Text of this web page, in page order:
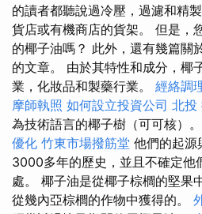
的讀者都聽說過冷壓，過濾和精
貨店或有機商店的貨架。 但是，
的椰子油嗎？ 此外，還有幾篇關
的文章。 由於其特性和成分，椰
業，化妝品和製藥行業。 經絡調
摩師執照 如何設立投資公司 北投
為技術語言的椰子樹（可可核）。
優化 竹東市場撥筋堂 他們的起源
3000多年的歷史，並且不確定他
處。 椰子油是從椰子棕櫚的堅果
從幾內亞棕櫚的作物中獲得的。